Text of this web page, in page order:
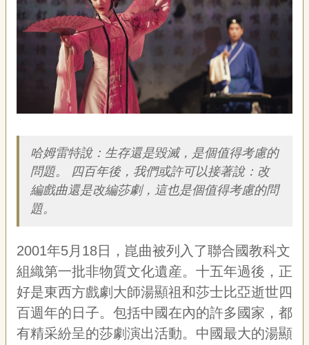
e
影
音
專
區
哈姆雷特說：生存還是毀滅，是個值得考慮的
問題。 四百年後，我們或許可以接著說：改
編戲曲還是改編莎劇，這也是個值得考慮的問
題。
2001年5月18日，崑曲被列入了聯合國教科文
組織第一批非物質文化遺産。十五年過後，正
好是東西方戲劇大師湯顯祖和莎士比亞逝世四
百週年的日子。包括中國在內的許多國家，都
有精采紛呈的莎劇演出活動。中國最大的湯顯